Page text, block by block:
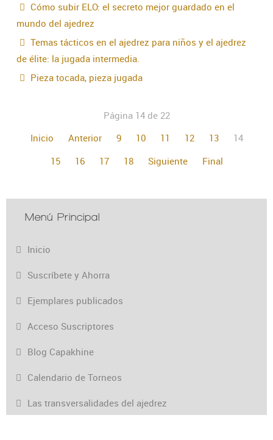
Cómo subir ELO: el secreto mejor guardado en el
mundo del ajedrez
Temas tácticos en el ajedrez para niños y el ajedrez
de élite: la jugada intermedia.
Pieza tocada, pieza jugada
Página 14 de 22
Inicio
Anterior 9 10 11 12 13
14
15
16 17 18 Siguiente Final
Menú Principal
Inicio
Suscríbete y Ahorra
Ejemplares publicados
Acceso Suscriptores
Blog Capakhine
Calendario de Torneos
Las transversalidades del ajedrez